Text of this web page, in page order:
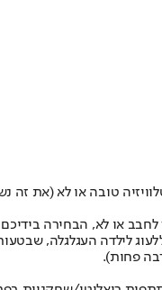
טובה או לא (את זה
או לא, הבחירה
לילדה העגלגלה,
פחות).